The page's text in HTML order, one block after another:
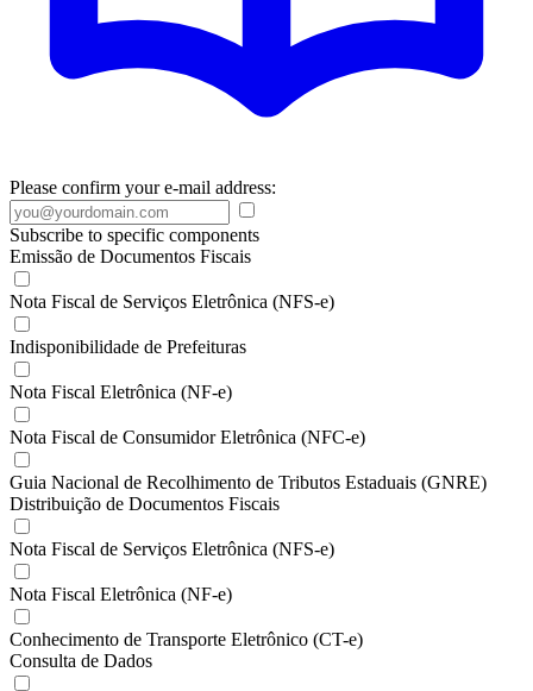
Please confirm your e-mail address:
Subscribe to specific components
Emissão de Documentos Fiscais
Nota Fiscal de Serviços Eletrônica (NFS-e)
Indisponibilidade de Prefeituras
Nota Fiscal Eletrônica (NF-e)
Nota Fiscal de Consumidor Eletrônica (NFC-e)
Guia Nacional de Recolhimento de Tributos Estaduais (GNRE)
Distribuição de Documentos Fiscais
Nota Fiscal de Serviços Eletrônica (NFS-e)
Nota Fiscal Eletrônica (NF-e)
Conhecimento de Transporte Eletrônico (CT-e)
Consulta de Dados